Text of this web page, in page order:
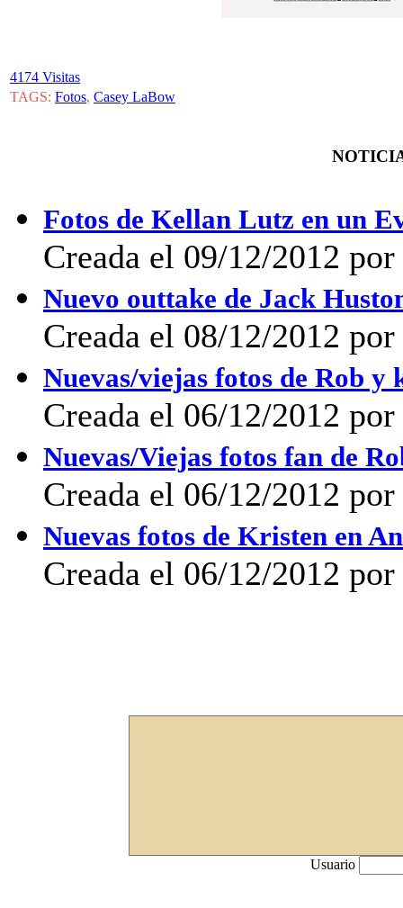
4174 Visitas
TAGS: Fotos, Casey LaBow
Fotos de Kellan Lutz en un
Creada el 09/12/2012
Nuevo outtake de Jack
Creada el 08/12/2012
Nuevas/viejas fotos de Rob y
Creada el 06/12/2012
Nuevas/Viejas fotos fan de
Creada el 06/12/2012
Nuevas fotos de Kristen en
Creada el 06/12/2012
Usuario